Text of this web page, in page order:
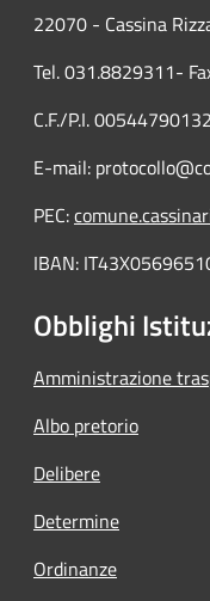
22070 - Cassina
Tel. 031.8829311-
C.F./P.I. 00544790132
E-mail:
PEC:
IBAN:
Obblighi
Amministrazione
Albo pretorio
Delibere
Determine
Ordinanze